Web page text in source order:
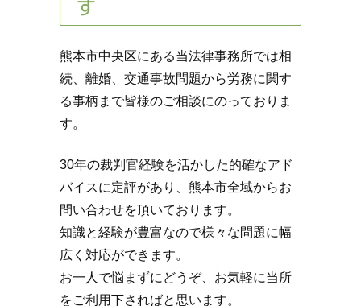
す
熊本市中央区にある当法律事務所では相
続、離婚、交通事故問題から労務に関す
る事柄まで皆様のご相談にのっておりま
す。
30年の裁判官経験を活かした的確なアド
バイスに定評があり、熊本市全域からお
問い合わせを頂いております。
知識と経験が豊富なので様々な問題に幅
広く対応ができます。
お一人で悩まずにどうぞ、お気軽に当所
をご利用下さればと思います。